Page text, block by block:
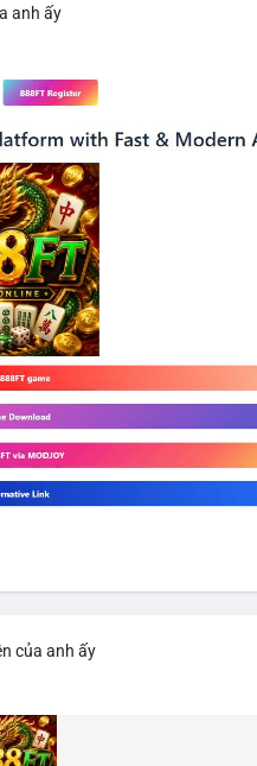
anh ấy
của anh ấy